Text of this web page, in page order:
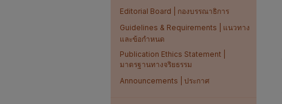
Editorial Board | กองบรรณาธิการ
Guidelines & Requirements | แนวทาง
และข้อกำหนด
Publication Ethics Statement |
มาตรฐานทางจริยธรรม
Announcements | ประกาศ